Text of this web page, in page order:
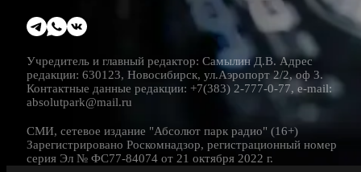
Учредитель и главный редактор: Самылин Д.В. Адрес
редакции: 630123, Новосибирск, ул.Аэропорт 2/2, оф 3.
Контактные данные редакции: +7(383) 2-777-0-77, e-mail:
absolutpark@mail.ru
СМИ, сетевое издание "Абсолют парк радио" (16+)
Зарегистрировано Роскомнадзор, регистрационный номер
серия Эл № ФС77-84074 от 21 октября 2022 г.